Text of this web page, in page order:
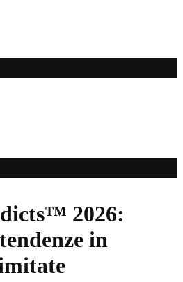
2026:
in